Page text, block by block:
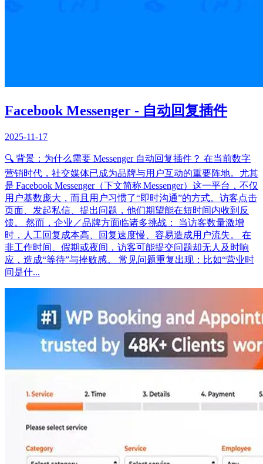
Facebook Messenger - 自动回复插件
2025-11-17
🔍 背景：为什么需要 Messenger 自动回复插件？ 在当前数字
营销时代，社交媒体已成为品牌与用户互动的重要阵地。尤其
是 Facebook Messenger（下文简称 Messenger）这一平台，不仅
用户基数庞大，而且用户习惯了“即时沟通”的方式。访客点击
页面、发起私信、提出问题，他们期望能在短时间内收到反
馈。 然而，企业／品牌方面临诸多挑战： 当访客数量激增
时，人工回复成本高、回复速度慢、容易造成用户流失。 在
非工作时间、假期或夜间，访客可能提交问题却无人及时响
应，造成“等待”与挫败感。 常见问题重复出现：比如“营业时
间是什...